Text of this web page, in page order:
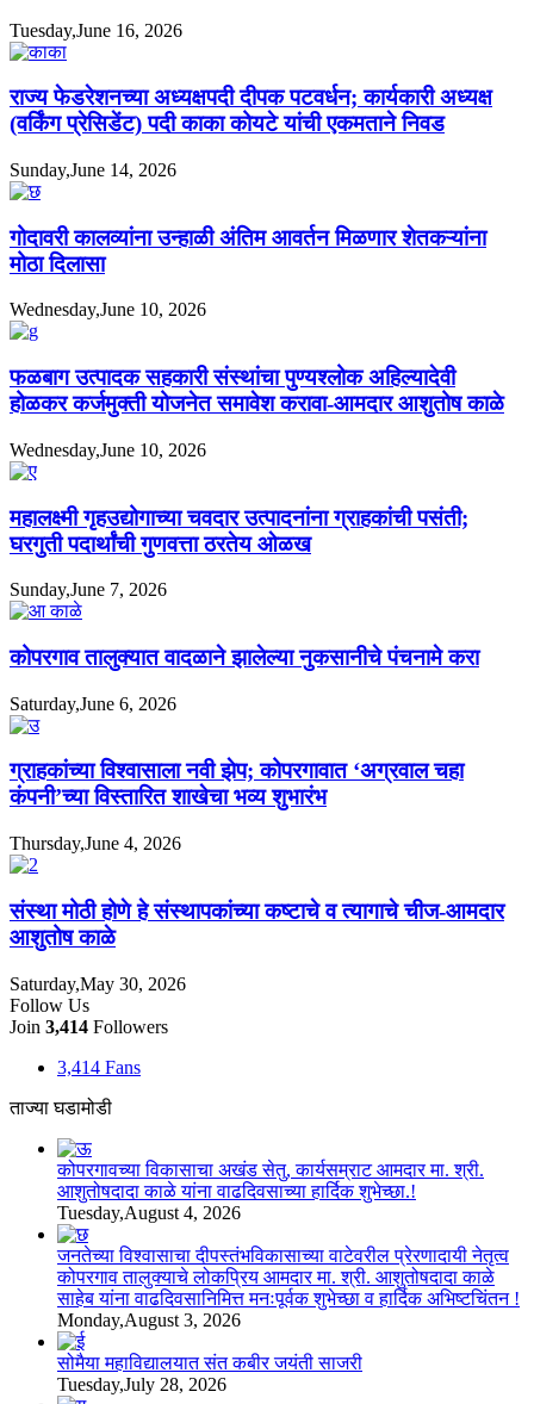
Tuesday,June 16, 2026
राज्य फेडरेशनच्या अध्यक्षपदी दीपक पटवर्धन; कार्यकारी अध्यक्ष
(वर्किंग प्रेसिडेंट) पदी काका कोयटे यांची एकमताने निवड
Sunday,June 14, 2026
गोदावरी कालव्यांना उन्हाळी अंतिम आवर्तन मिळणार शेतकऱ्यांना
मोठा दिलासा
Wednesday,June 10, 2026
फळबाग उत्पादक सहकारी संस्थांचा पुण्यश्लोक अहिल्यादेवी
होळकर कर्जमुक्ती योजनेत समावेश करावा-आमदार आशुतोष काळे
Wednesday,June 10, 2026
महालक्ष्मी गृहउद्योगाच्या चवदार उत्पादनांना ग्राहकांची पसंती;
घरगुती पदार्थांची गुणवत्ता ठरतेय ओळख
Sunday,June 7, 2026
कोपरगाव तालुक्यात वादळाने झालेल्या नुकसानीचे पंचनामे करा
Saturday,June 6, 2026
ग्राहकांच्या विश्वासाला नवी झेप; कोपरगावात ‘अग्रवाल चहा
कंपनी’च्या विस्तारित शाखेचा भव्य शुभारंभ
Thursday,June 4, 2026
संस्था मोठी होणे हे संस्थापकांच्या कष्टाचे व त्यागाचे चीज-आमदार
आशुतोष काळे
Saturday,May 30, 2026
Follow Us
Join 3,414 Followers
3,414 Fans
ताज्या घडामोडी
कोपरगावच्या विकासाचा अखंड सेतु, कार्यसम्राट आमदार मा. श्री.
आशुतोषदादा काळे यांना वाढदिवसाच्या हार्दिक शुभेच्छा.!
Tuesday,August 4, 2026
जनतेच्या विश्वासाचा दीपस्तंभविकासाच्या वाटेवरील प्रेरणादायी नेतृत्व
कोपरगाव तालुक्याचे लोकप्रिय आमदार मा. श्री. आशुतोषदादा काळे
साहेब यांना वाढदिवसानिमित्त मनःपूर्वक शुभेच्छा व हार्दिक अभिष्टचिंतन !
Monday,August 3, 2026
सोमैया महाविद्यालयात संत कबीर जयंती साजरी
Tuesday,July 28, 2026